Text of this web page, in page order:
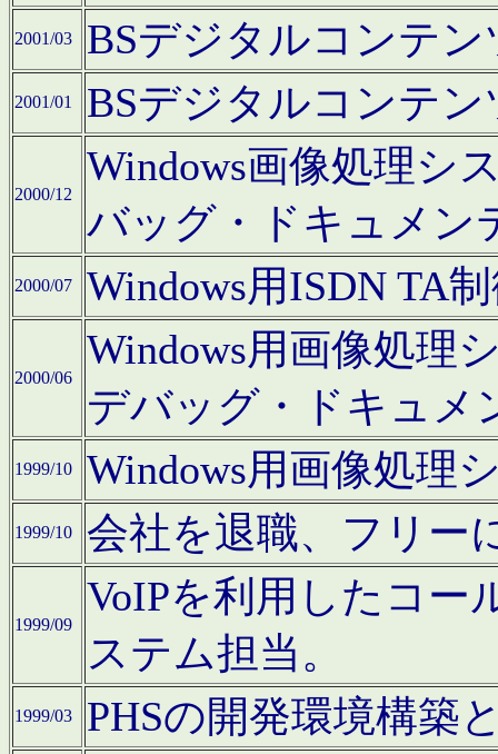
2001/03 BSデジタルコンテ
2001/01 BSデジタルコンテ
2000/12
Windows画像処理シ
バッグ・ドキュメン
2000/07 Windows用ISDN TA
2000/06
Windows用画像処理
デバッグ・ドキュメ
1999/10 Windows用画像処理
1999/10 会社を退職、フリー
1999/09
VoIPを利用したコー
ステム担当。
1999/03 PHSの開発環境構築